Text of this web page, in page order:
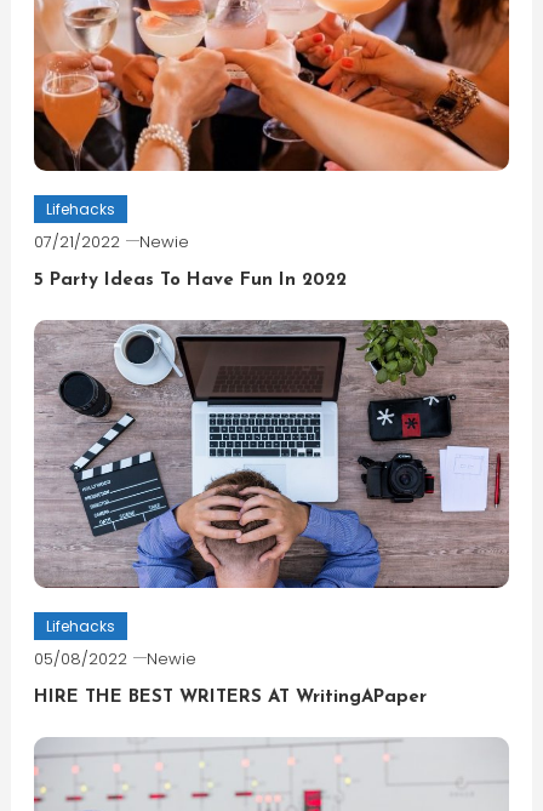
Lifehacks
07/21/2022 Newie
5 Party Ideas To Have Fun In 2022
Lifehacks
05/08/2022 Newie
HIRE THE BEST WRITERS AT WritingAPaper